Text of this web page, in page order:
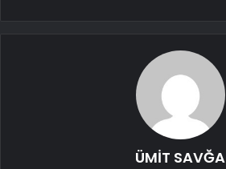
ÜMİT SAVĞA